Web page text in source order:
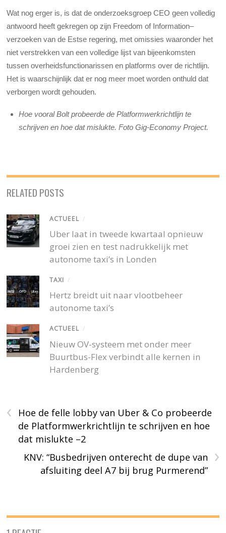
Wat nog erger is, is dat de onderzoeksgroep CEO geen volledig
antwoord heeft gekregen op zijn Freedom of Information–
verzoeken van de Estse regering, met omissies waaronder het
niet verstrekken van een volledige lijst van bijeenkomsten
tussen overheidsfunctionarissen en platforms over de richtlijn.
Het is waarschijnlijk dat er nog meer moet worden onthuld dat
verborgen wordt gehouden.
Hoe vooral Bolt probeerde de Platformwerkrichtlijn te
schrijven en hoe dat mislukte. Foto Gig-Economy Project.
RELATED POSTS
ACTUEEL /
Uber laat in tweede kwartaal opnieuw
groei zien en test nadrukkelijk met
autonome taxi’s in Londen
TAXI /
Hertz breidt uit naar vlootbeheer
autonome taxi’s
ACTUEEL /
Nieuw OV-systeem met onder meer
Buurtbus-Flex verbindt alle kernen in
Hardenberg
‹
Hoe de felle lobby van Uber & Co probeerde
de Platformwerkrichtlijn te schrijven en hoe
dat mislukte –2
›
KNV: “Busbedrijven onterecht de dupe van
afsluiting deel A7 bij brug Purmerend”